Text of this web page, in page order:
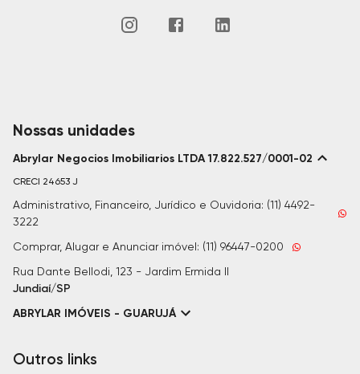
Nossas unidades
Abrylar Negocios Imobiliarios LTDA 17.822.527/0001-02
CRECI 24653 J
Administrativo, Financeiro, Jurídico e Ouvidoria: (11) 4492-
3222
Comprar, Alugar e Anunciar imóvel: (11) 96447-0200
Rua Dante Bellodi, 123 - Jardim Ermida II
Jundiaí/SP
ABRYLAR IMÓVEIS - GUARUJÁ
Outros links